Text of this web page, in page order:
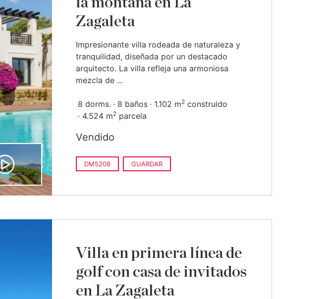
Zagaleta
Impresionante villa rodeada de naturaleza y
tranquilidad, diseñada por un destacado
arquitecto. La villa refleja una armoniosa
mezcla de ...
8 dorms. 8 baños 1.102 m2 construido
4.524 m2 parcela
Vendido
DM5208 GUARDAR
Villa en primera línea de
golf con casa de invitados
en La Zagaleta